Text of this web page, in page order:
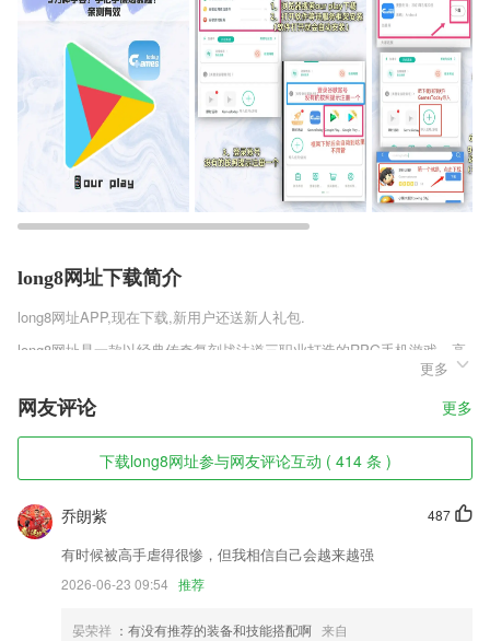
long8网址下载简介
long8网址APP,现在下载,新用户还送新人礼包.
long8网址是一款以经典传奇复刻战法道三职业打造的RPG手机游戏，高
度完美还原最初的动作战斗，让微操对战强势归来!游戏采用全新技术，
打造英雄合击系统，为战斗带来更多可能性!威名系统、守卫比奇、强力
特戒、角色转生、激战世界BOSS、万人攻沙等，配合丰富互动玩法。
long8网址软件特色
1,设置你感兴趣的话题，平台强烈推荐你阅读;
2,拥有6000余名专业专职授课教师，面授和网校学员提供4500余种培训
课程；
3,案例好课，操刀手深度解剖
更多
网友评论 更多
下载long8网址参与网友评论互动 ( 414 条 )
487
乔朗紫
有时候被高手虐得很惨，但我相信自己会越来越强
2026-06-23 09:54 推荐
晏荣祥 ：有没有推荐的装备和技能搭配啊 来自